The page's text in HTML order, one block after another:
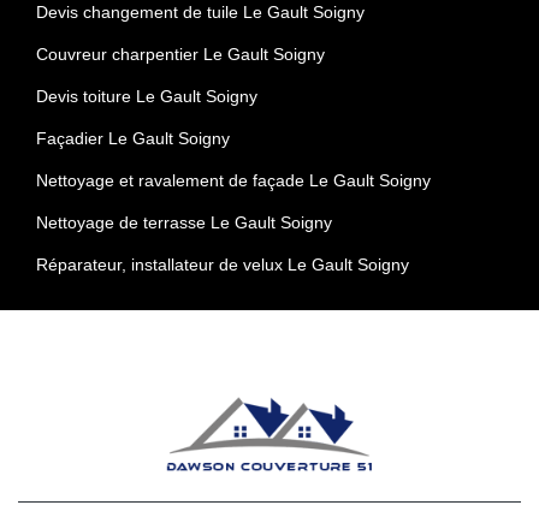
Devis changement de tuile Le Gault Soigny
Couvreur charpentier Le Gault Soigny
Devis toiture Le Gault Soigny
Façadier Le Gault Soigny
Nettoyage et ravalement de façade Le Gault Soigny
Nettoyage de terrasse Le Gault Soigny
Réparateur, installateur de velux Le Gault Soigny